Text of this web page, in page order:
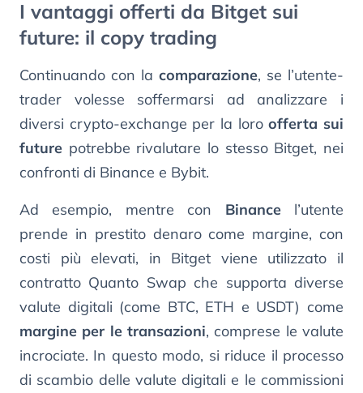
I vantaggi offerti da Bitget sui
future: il copy trading
Continuando con la comparazione, se l’utente-
trader volesse soffermarsi ad analizzare i
diversi crypto-exchange per la loroofferta sui
future potrebbe rivalutare lo stesso Bitget, nei
confronti di Binance e Bybit.
Ad esempio, mentre con Binancel’utente
prende in prestito denaro come margine, con
costi più elevati, in Bitget viene utilizzato il
contratto Quanto Swap che supporta diverse
valute digitali (come BTC, ETH e USDT) come
margine per le transazioni, comprese le valute
incrociate. In questo modo, si riduce il processo
di scambio delle valute digitali e le commissioni